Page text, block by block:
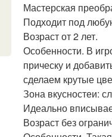
Мастерская
Подходит под
Возраст от 2 лет.
Особенности. В
прическу и
сделаем крутые
Зона вкусностеи:
Идеально
Возраст без